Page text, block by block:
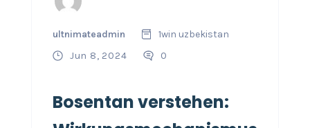
ultnimateadmin
1win uzbekistan
Jun 8, 2024
0
Bosentan verstehen: